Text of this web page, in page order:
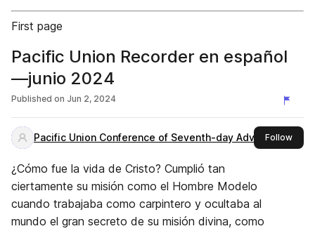
First page
Pacific Union Recorder en español
—junio 2024
Published on Jun 2, 2024
Pacific Union Conference of Seventh-day Adventists
Followthis
¿Cómo fue la vida de Cristo? Cumplió tan
ciertamente su misión como el Hombre Modelo
cuando trabajaba como carpintero y ocultaba al
mundo el gran secreto de su misión divina, como